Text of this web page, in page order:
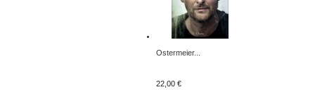
Ostermeier...
22,00 €